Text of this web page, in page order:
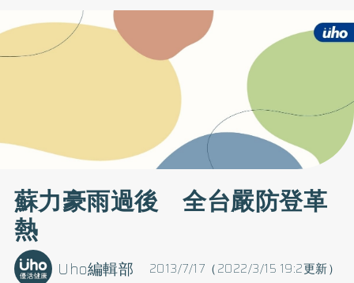
蘇力豪雨過後 全台嚴防登革
熱
2013/7/17（2022/3/15 19:2更新）
Uho編輯部